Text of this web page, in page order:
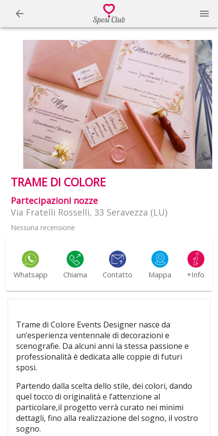
TRAME DI COLORE
Partecipazioni nozze
Via Fratelli Rosselli, 33 Seravezza (LU)
Nessuna recensione
Whatsapp Chiama Contatto Mappa +Info
Trame di Colore Events Designer nasce da
un’esperienza ventennale di decorazioni e
scenografie. Da alcuni anni la stessa passione e
professionalità è dedicata alle coppie di futuri
sposi.
Partendo dalla scelta dello stile, dei colori, dando
quel tocco di originalità e l’attenzione al
particolare,il progetto verrà curato nei minimi
dettagli, fino alla realizzazione del sogno, il vostro
sogno.